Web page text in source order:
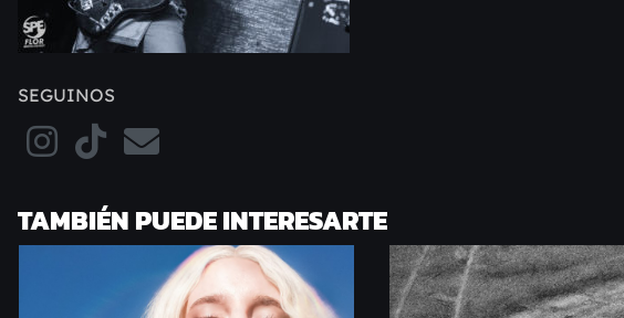
SEGUINOS
TAMBIÉN PUEDE INTERESARTE